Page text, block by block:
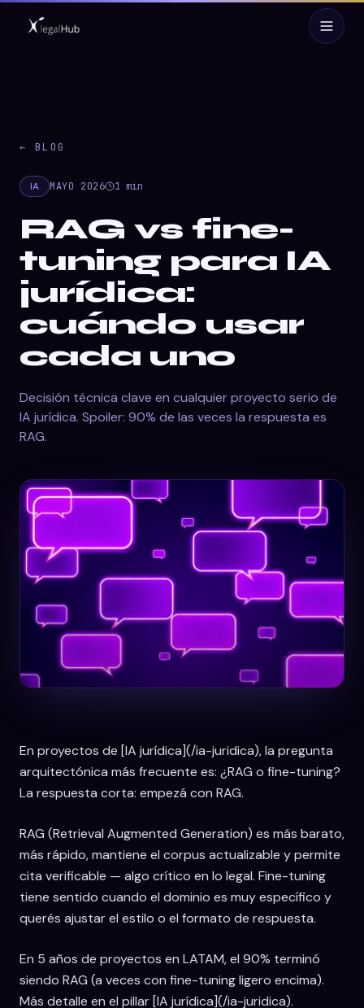
← BLOG
IA MAYO 2026 1 min
RAG vs fine-
tuning para IA
jurídica:
cuándo usar
cada uno
Decisión técnica clave en cualquier proyecto serio de
IA jurídica. Spoiler: 90% de las veces la respuesta es
RAG.
En proyectos de [IA jurídica](/ia-juridica), la pregunta
arquitectónica más frecuente es: ¿RAG o fine-tuning?
La respuesta corta: empezá con RAG.
RAG (Retrieval Augmented Generation) es más barato,
más rápido, mantiene el corpus actualizable y permite
cita verificable — algo crítico en lo legal. Fine-tuning
tiene sentido cuando el dominio es muy específico y
querés ajustar el estilo o el formato de respuesta.
En 5 años de proyectos en LATAM, el 90% terminó
siendo RAG (a veces con fine-tuning ligero encima).
Más detalle en el pillar [IA jurídica](/ia-juridica).